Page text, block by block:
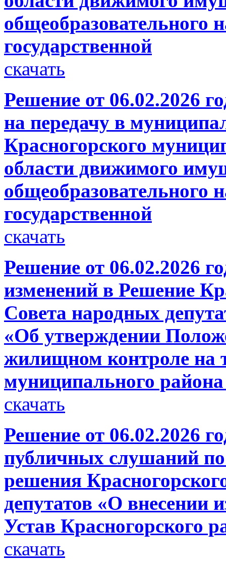
общеобразовательного
государственной
скачать
Решение от 06.02.2026
на передачу в
Красногорского
области движимого
общеобразовательного
государственной
скачать
Решение от 06.02.2026
изменений в Решение
Совета народных
«Об утверждении
жилищном контроле на
муниципального
скачать
Решение от 06.02.2026
публичных слушаний по
решения
депутатов «О внесении
Устав Красногорского
скачать